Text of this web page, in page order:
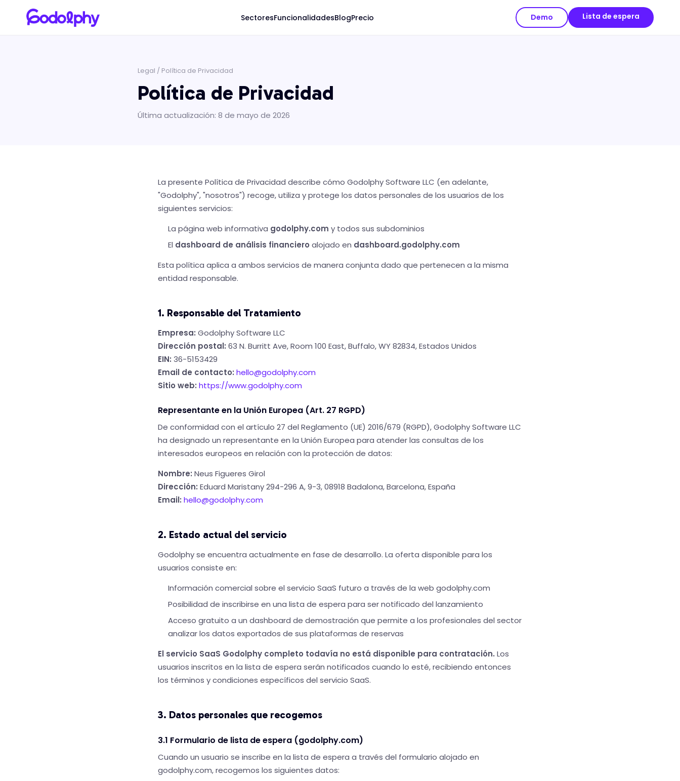
SectoresFuncionalidadesBlogPrecio Demo Lista de espera
Legal / Política de Privacidad
Política de Privacidad
Última actualización: 8 de mayo de 2026
La presente Política de Privacidad describe cómo Godolphy Software LLC (en adelante,
"Godolphy", "nosotros") recoge, utiliza y protege los datos personales de los usuarios de los
siguientes servicios:
La página web informativa godolphy.com y todos sus subdominios
El dashboard de análisis financiero alojado en dashboard.godolphy.com
Esta política aplica a ambos servicios de manera conjunta dado que pertenecen a la misma
entidad responsable.
1. Responsable del Tratamiento
Empresa: Godolphy Software LLC
Dirección postal: 63 N. Burritt Ave, Room 100 East, Buffalo, WY 82834, Estados Unidos
EIN: 36-5153429
Email de contacto: hello@godolphy.com
Sitio web: https://www.godolphy.com
Representante en la Unión Europea (Art. 27 RGPD)
De conformidad con el artículo 27 del Reglamento (UE) 2016/679 (RGPD), Godolphy Software LLC
ha designado un representante en la Unión Europea para atender las consultas de los
interesados europeos en relación con la protección de datos:
Nombre: Neus Figueres Girol
Dirección: Eduard Maristany 294-296 A, 9-3, 08918 Badalona, Barcelona, España
Email: hello@godolphy.com
2. Estado actual del servicio
Godolphy se encuentra actualmente en fase de desarrollo. La oferta disponible para los
usuarios consiste en:
Información comercial sobre el servicio SaaS futuro a través de la web godolphy.com
Posibilidad de inscribirse en una lista de espera para ser notificado del lanzamiento
Acceso gratuito a un dashboard de demostración que permite a los profesionales del sector
analizar los datos exportados de sus plataformas de reservas
El servicio SaaS Godolphy completo todavía no está disponible para contratación. Los
usuarios inscritos en la lista de espera serán notificados cuando lo esté, recibiendo entonces
los términos y condiciones específicos del servicio SaaS.
3. Datos personales que recogemos
3.1 Formulario de lista de espera (godolphy.com)
Cuando un usuario se inscribe en la lista de espera a través del formulario alojado en
godolphy.com, recogemos los siguientes datos: